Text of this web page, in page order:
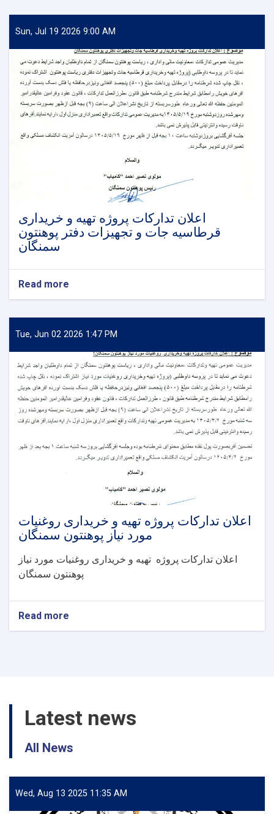
اعمار
صالون
های
پوهنتون
سمنگان
طی
سال
مالی
Sun, Jul 19 2026 9:00 AM
اعلان تدارکات پروژه تهیه و خریداری
قرطاسیه جات و تجهیزات دفتر پوهنتون
سمنگان
Read more
اعلان
پروژه
تهیه
خریداری
قرطاسیه
جات
و
تجهیزات
دفتر
سمنگان
Tue, Jun 02 2026 1:47 PM
اعلان تدارکات پروژه تهیه و خریداری روغنیات
مورد نیاز پوهنتون سمنگان
اعلان تدارکات پروژه تهیه و خریداری روغنیات مورد نیاز
پوهنتون سمنگان
Read more
اعلان
مورد
نیاز
سمنگان
Latest news
All News
Wed, Aug 13 2025 11:35 AM